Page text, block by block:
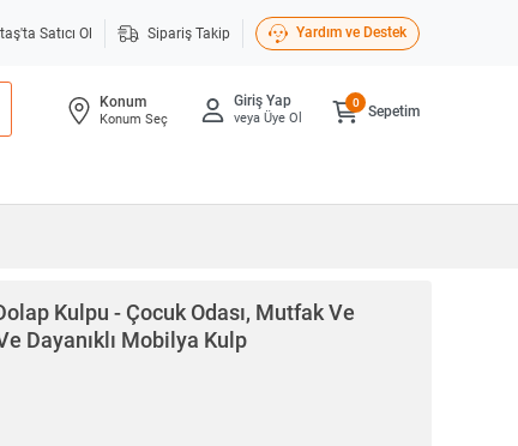
Satıcı Ol Sipariş Takip Yardım ve Destek
Konum
Konum Seç
Giriş Yap
veya Üye Ol Sepetim
0
Kulpu - Çocuk Odası, Mutfak Ve
Dayanıklı Mobilya Kulp